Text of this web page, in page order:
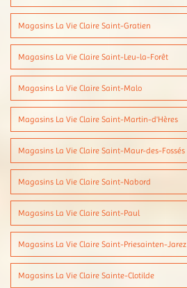
Magasins La Vie Claire Saint-Gratien
Magasins La Vie Claire Saint-Leu-la-Forêt
Magasins La Vie Claire Saint-Malo
Magasins La Vie Claire Saint-Martin-d'Hères
Magasins La Vie Claire Saint-Maur-des-Fossés
Magasins La Vie Claire Saint-Nabord
Magasins La Vie Claire Saint-Paul
Magasins La Vie Claire Saint-Priesainten-Jarez
Magasins La Vie Claire Sainte-Clotilde